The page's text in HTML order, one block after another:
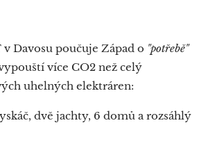
Davosu poučuje Západ o "potřebě"
více CO2 než celý
uhelných elektráren:
dvě jachty, 6 domů a rozsáhlý